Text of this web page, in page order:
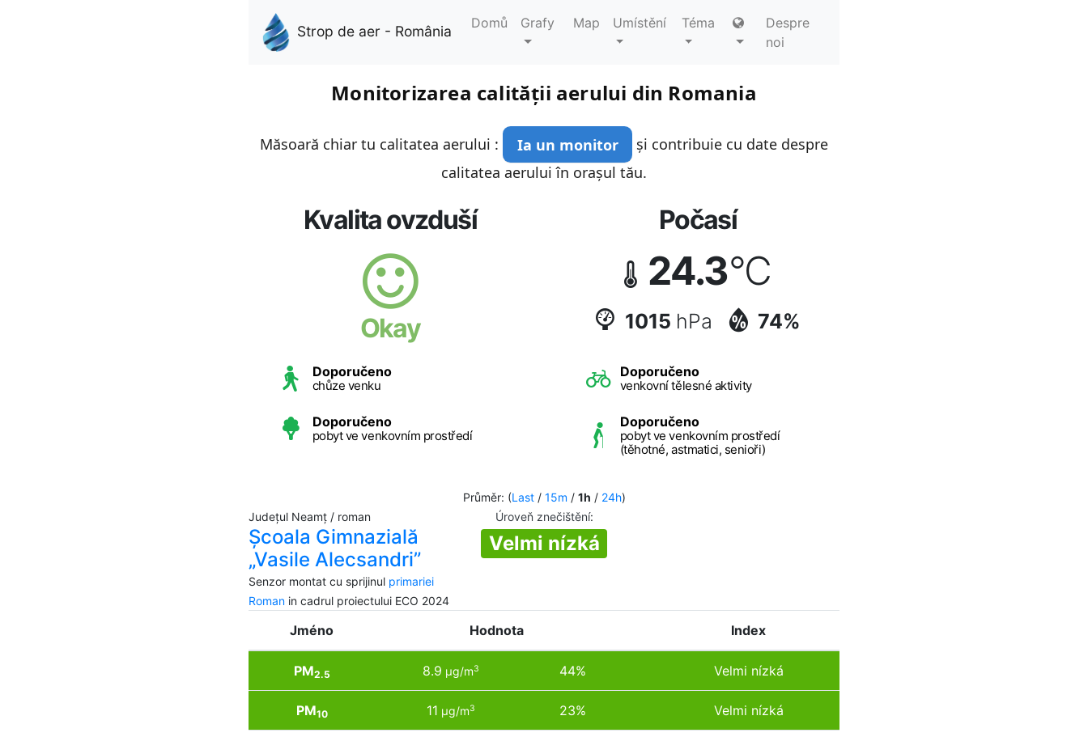
Strop de aer - România Domů Grafy Map Umístění Téma
Despre
noi
Monitorizarea calității aerului din Romania
Măsoară chiar tu calitatea aerului : Ia un monitor
și contribuie cu date despre
calitatea aerului în orașul tău.
Kvalita ovzduší
Okay
Počasí
24.3°C
1015 hPa 74%
Doporučeno
chůze venku
Doporučeno
venkovní tělesné aktivity
Doporučeno
pobyt ve venkovním prostředí
Doporučeno
pobyt ve venkovním prostředí
(těhotné, astmatici, senioři)
Průměr: (Last/ 15m / 1h / 24h)
Județul Neamț / roman
Școala Gimnazială
„Vasile Alecsandri”
Senzor montat cu sprijinul primariei
Roman in cadrul proiectului ECO 2024
Úroveň znečištění:
Velmi nízká
Jméno Hodnota Index
PM2.5 8.9 µg/m3 44% Velmi nízká
PM10 11 µg/m3 23% Velmi nízká